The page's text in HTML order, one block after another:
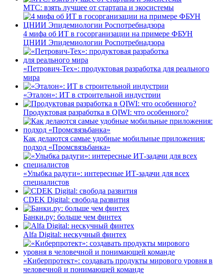
МТС: взять лучшее от стартапа и экосистемы
4 мифа об ИТ в госорганизации на примере ФБУН
ЦНИИ Эпидемиологии Роспотребнадзора
«Петрович-Тех»: продуктовая разработка для реального
мира
«Эталон»: ИТ в строительной индустрии
Продуктовая разработка в QIWI: что особенного?
Как делаются самые удобные мобильные приложения:
подход «Промсвязьбанка»
«Улыбка радуги»: интересные ИТ-задачи для всех
специалистов
CDEK Digital: свобода развития
Банки.ру: больше чем финтех
Alfa Digital: нескучный финтех
«Киберпротект»: создавать продукты мирового уровня в
человечной и понимающей команде